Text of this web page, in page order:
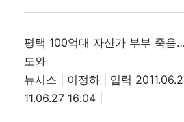
평택 100억대 자산가 부부 죽음
도와
뉴시스 | 이정하 | 입력
11.06.27 16:04 |